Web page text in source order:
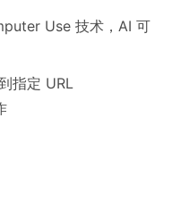
Use 技术，AI 可
指定 URL